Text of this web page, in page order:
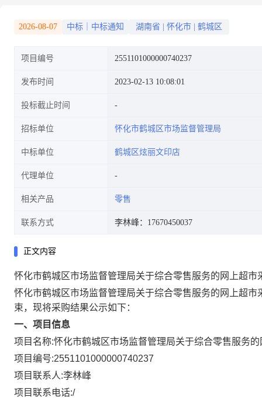
2026-08-07 中标｜中标通知 湖南省 怀化市 鹤城区
项目编号 2551101000000740237
发布时间 2023-02-13 10:08:01
投标截止时间
招标单位 怀化市鹤城区市场监督管理局
中标单位 鹤城区炫丽文印店
代理单位
相关产品 零售
联系方式 李林峰：17670450037
正文内容
怀化市鹤城区市场监督管理局关于综合零售服务的网上超市
怀化市鹤城区市场监督管理局关于综合零售服务的网上超市
束，现将采购结果公示如下：
一、项目信息
项目名称:怀化市鹤城区市场监督管理局关于综合零售服务
项目编号:2551101000000740237
项目联系人:李林峰
项目联系电话:/